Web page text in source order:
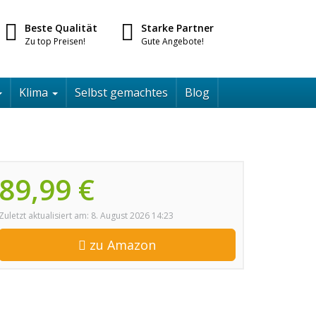
Beste Qualität
Zu top Preisen!
Starke Partner
Gute Angebote!
Klima Selbst gemachtes Blog
€
aktualisiert am: 8. August 2026 14:23
zu Amazon